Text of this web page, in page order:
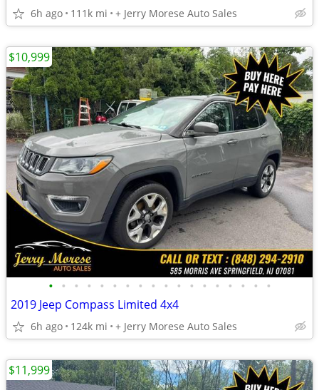
6h ago 111k mi + Jerry Morese Auto Sales
• • • • • • • • • • • • • • • • • •
2019 Jeep Compass Limited 4x4
6h ago 124k mi + Jerry Morese Auto Sales
$10,999
$11,999